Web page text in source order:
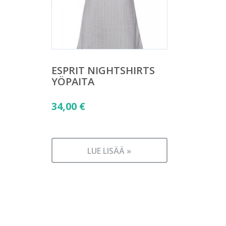
ESPRIT NIGHTSHIRTS
YÖPAITA
34,00 €
LUE LISÄÄ »